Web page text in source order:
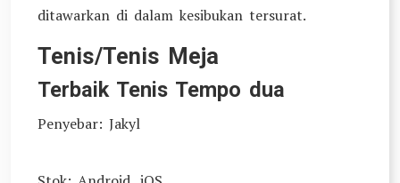
ditawarkan di dalam kesibukan tersurat.
Tenis/Tenis Meja
Terbaik Tenis Tempo dua
Penyebar: Jakyl